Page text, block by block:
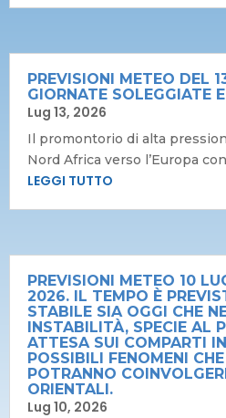
PREVISIONI METEO DEL
GIORNATE SOLEGGIATE
Lug 13, 2026
Il promontorio di alta
Nord Africa verso l’Europa
LEGGI TUTTO
PREVISIONI METEO 10
2026. IL TEMPO È
STABILE SIA OGGI CHE
INSTABILITÀ, SPECIE AL
ATTESA SUI COMPARTI
POSSIBILI FENOMENI
POTRANNO
ORIENTALI.
Lug 10, 2026